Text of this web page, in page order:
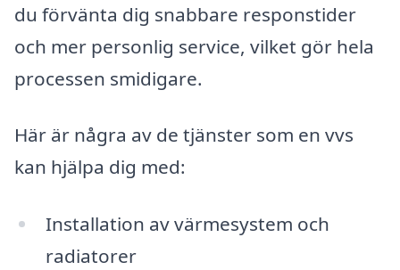
du förvänta dig snabbare responstider
och mer personlig service, vilket gör hela
processen smidigare.
Här är några av de tjänster som en vvs
kan hjälpa dig med:
Installation av värmesystem och
radiatorer